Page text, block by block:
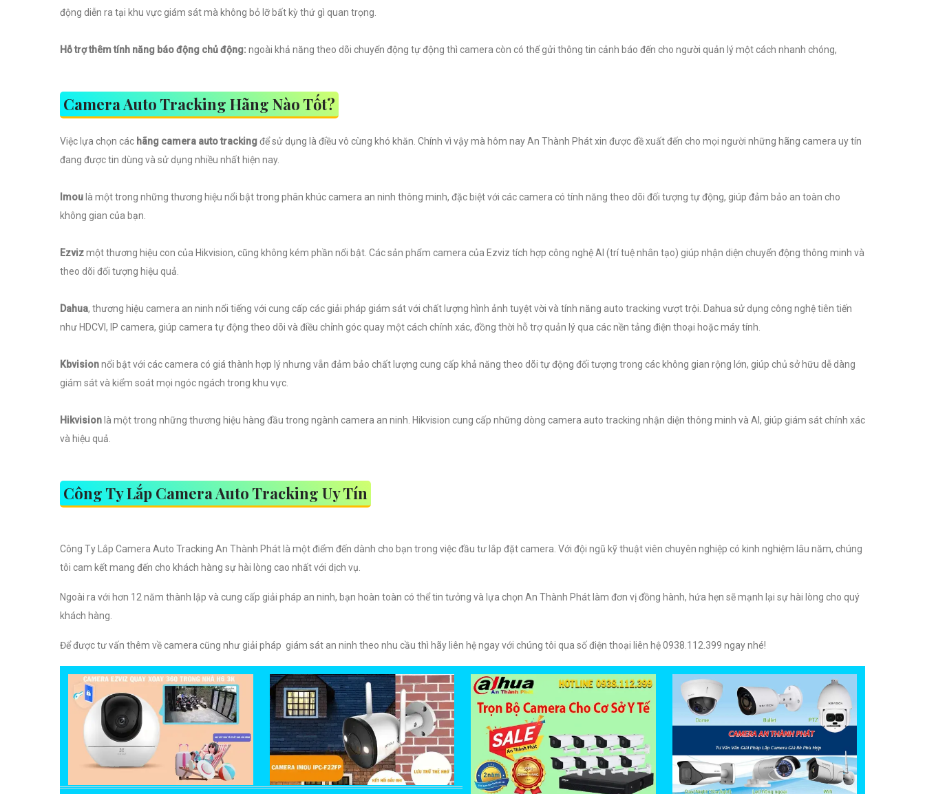
động diễn ra tại khu vực giám sát mà không bỏ lỡ bất kỳ thứ gì quan trọng.
Hỗ trợ thêm tính năng báo động chủ động: ngoài khả năng theo dõi chuyển động tự động thì camera còn có thể gửi thông tin cảnh báo đến cho người quản lý một cách nhanh chóng,
Camera Auto Tracking Hãng Nào Tốt?
Việc lựa chọn các hãng camera auto trackingđể sử dụng là điều vô cùng khó khăn. Chính vì vậy mà hôm nay An Thành Phát xin được đề xuất đến cho mọi người những hãng camera uy tín
đang được tin dùng và sử dụng nhiều nhất hiện nay.
Imoulà một trong những thương hiệu nổi bật trong phân khúc camera an ninh thông minh, đặc biệt với các camera có tính năng theo dõi đối tượng tự động, giúp đảm bảo an toàn cho
không gian của bạn.
Ezvizmột thương hiệu con của Hikvision, cũng không kém phần nổi bật. Các sản phẩm camera của Ezviz tích hợp công nghệ AI (trí tuệ nhân tạo) giúp nhận diện chuyển động thông minh và
theo dõi đối tượng hiệu quả.
Dahua, thương hiệu camera an ninh nổi tiếng với cung cấp các giải pháp giám sát với chất lượng hình ảnh tuyệt vời và tính năng auto tracking vượt trội. Dahua sử dụng công nghệ tiên tiến
như HDCVI, IP camera, giúp camera tự động theo dõi và điều chỉnh góc quay một cách chính xác, đồng thời hỗ trợ quản lý qua các nền tảng điện thoại hoặc máy tính.
Kbvisionnổi bật với các camera có giá thành hợp lý nhưng vẫn đảm bảo chất lượng cung cấp khả năng theo dõi tự động đối tượng trong các không gian rộng lớn, giúp chủ sở hữu dễ dàng
giám sát và kiểm soát mọi ngóc ngách trong khu vực.
Hikvisionlà một trong những thương hiệu hàng đầu trong ngành camera an ninh. Hikvision cung cấp những dòng camera auto tracking nhận diện thông minh và AI, giúp giám sát chính xác
và hiệu quả.
Công Ty Lắp Camera Auto Tracking Uy Tín
Công Ty Lắp Camera Auto Tracking An Thành Phát là một điểm đến dành cho bạn trong việc đầu tư lắp đặt camera. Với đội ngũ kỹ thuật viên chuyên nghiệp có kinh nghiệm lâu năm, chúng
tôi cam kết mang đến cho khách hàng sự hài lòng cao nhất với dịch vụ.
Ngoài ra với hơn 12 năm thành lập và cung cấp giải pháp an ninh, bạn hoàn toàn có thể tin tưởng và lựa chọn An Thành Phát làm đơn vị đồng hành, hứa hẹn sẽ mạnh lại sự hài lòng cho quý
khách hàng.
Để được tư vấn thêm về camera cũng như giải pháp giám sát an ninh theo nhu cầu thì hãy liên hệ ngay với chúng tôi qua số điện thoại liên hệ 0938.112.399 ngay nhé!